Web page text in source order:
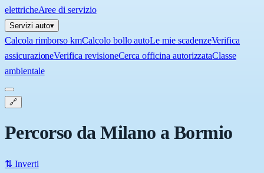
elettricheAree di servizio
Servizi auto▾
Calcola rimborso kmCalcolo bollo autoLe mie scadenzeVerifica
assicurazioneVerifica revisioneCerca officina autorizzataClasse
ambientale
🔗
Percorso da Milano a Bormio
⇅ Inverti